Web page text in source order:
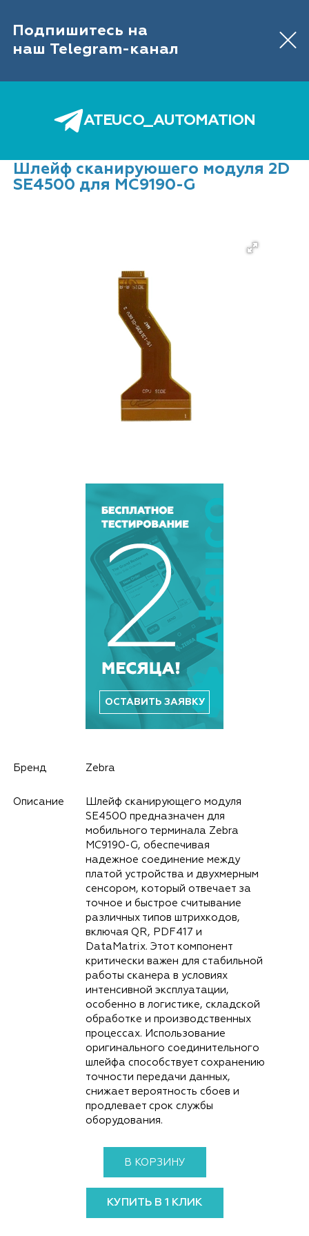
Подпишитесь на
наш Telegram-канал
ATEUCO_AUTOMATION
646 89 26
Каталог ЗИП
Шлейф сканируюшего модуля 2D
SE4500 для MC9190-G
Бренд Zebra
Описание
Шлейф сканирующего модуля
SE4500 предназначен для
мобильного терминала Zebra
MC9190-G, обеспечивая
надежное соединение между
платой устройства и двухмерным
сенсором, который отвечает за
точное и быстрое считывание
различных типов штрихкодов,
включая QR, PDF417 и
DataMatrix. Этот компонент
критически важен для стабильной
работы сканера в условиях
интенсивной эксплуатации,
особенно в логистике, складской
обработке и производственных
процессах. Использование
оригинального соединительного
шлейфа способствует сохранению
точности передачи данных,
снижает вероятность сбоев и
продлевает срок службы
оборудования.
ОСТАВИТЬ ЗАЯВКУ
В КОРЗИНУ
КУПИТЬ В 1 КЛИК